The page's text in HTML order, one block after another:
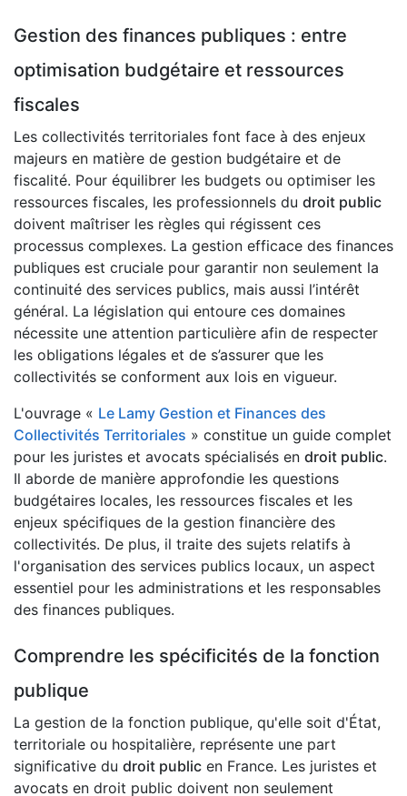
Gestion des finances publiques : entre
optimisation budgétaire et ressources
fiscales
Les collectivités territoriales font face à des enjeux
majeurs en matière de gestion budgétaire et de
fiscalité. Pour équilibrer les budgets ou optimiser les
ressources fiscales, les professionnels du droit public
doivent maîtriser les règles qui régissent ces
processus complexes. La gestion efficace des finances
publiques est cruciale pour garantir non seulement la
continuité des services publics, mais aussi l’intérêt
général. La législation qui entoure ces domaines
nécessite une attention particulière afin de respecter
les obligations légales et de s’assurer que les
collectivités se conforment aux lois en vigueur.
L'ouvrage « Le Lamy Gestion et Finances des
Collectivités Territoriales » constitue un guide complet
pour les juristes et avocats spécialisés en droit public.
Il aborde de manière approfondie les questions
budgétaires locales, les ressources fiscales et les
enjeux spécifiques de la gestion financière des
collectivités. De plus, il traite des sujets relatifs à
l'organisation des services publics locaux, un aspect
essentiel pour les administrations et les responsables
des finances publiques.
Comprendre les spécificités de la fonction
publique
La gestion de la fonction publique, qu'elle soit d'État,
territoriale ou hospitalière, représente une part
significative du droit public en France. Les juristes et
avocats en droit public doivent non seulement